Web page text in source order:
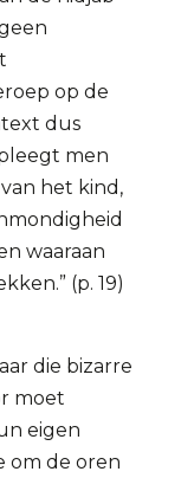
op de
dus
men
het kind,
waaraan
(p. 19)
die bizarre
moet
eigen
om de oren